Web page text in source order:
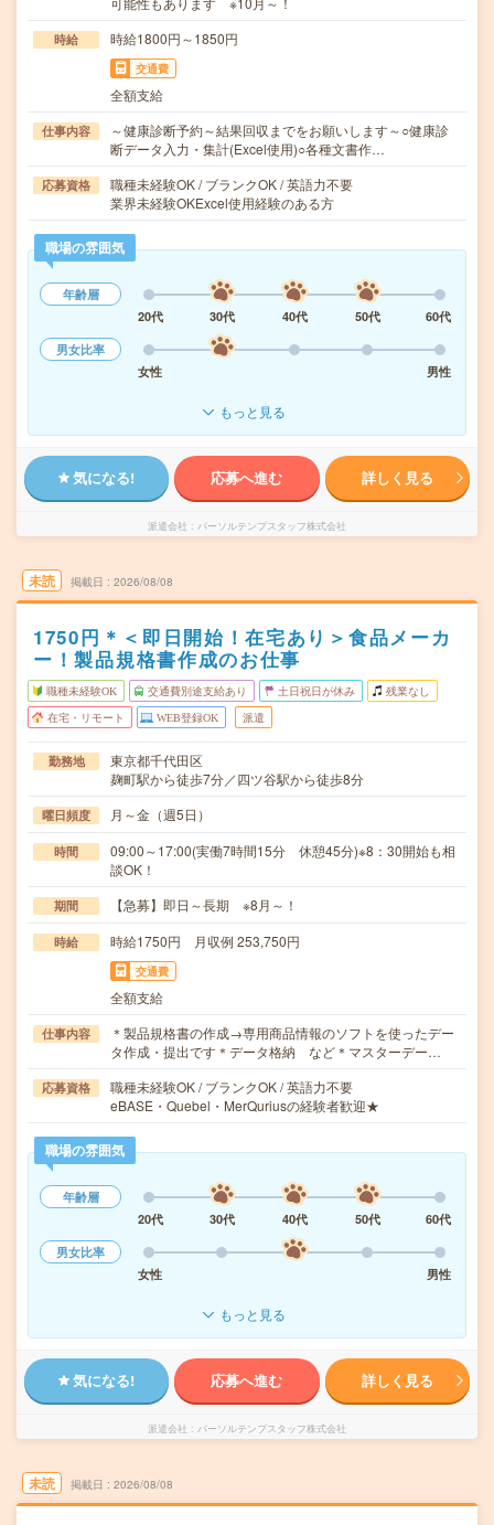
時給 時給1800円～1850円
交通費
全額支給
仕事内容
～健康診断予約～結果回収までをお願いします～○健康診
断データ入力・集計(Excel使用)○各種文書作…
応募資格
職種未経験OK / ブランクOK / 英語力不要
業界未経験OKExcel使用経験のある方
職場の雰囲気
年齢層
20代
30代 40代 50代
60代
男女比率
女性
男性
もっと見る
気になる! 応募へ進む 詳しく見る
派遣会社 パーソルテンプスタッフ株式会社
未読 掲載日 2026/08/08
1750円＊＜即日開始！在宅あり＞食品メーカ
ー！製品規格書作成のお仕事
職種未経験OK 交通費別途支給あり 土日祝日が休み 残業なし
在宅・リモート WEB登録OK 派遣
勤務地
東京都千代田区
麹町駅から徒歩7分／四ツ谷駅から徒歩8分
曜日頻度 月～金（週5日）
時間
09:00～17:00(実働7時間15分 休憩45分)※8：30開始も相
談OK！
期間 【急募】即日～長期 ※8月～！
時給 時給1750円 月収例 253,750円
交通費
全額支給
仕事内容
＊製品規格書の作成→専用商品情報のソフトを使ったデー
タ作成・提出です＊データ格納 など＊マスターデー…
応募資格
職種未経験OK / ブランクOK / 英語力不要
eBASE・Quebel・MerQuriusの経験者歓迎★
職場の雰囲気
年齢層
20代
30代 40代 50代
60代
男女比率
女性
男性
もっと見る
気になる! 応募へ進む 詳しく見る
派遣会社 パーソルテンプスタッフ株式会社
未読 掲載日 2026/08/08